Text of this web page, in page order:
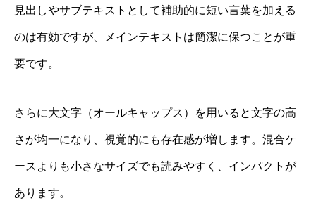
見出しやサブテキストとして補助的に短い言葉を加える
のは有効ですが、メインテキストは簡潔に保つことが重
要です。
さらに大文字（オールキャップス）を用いると文字の高
さが均一になり、視覚的にも存在感が増します。混合ケ
ースよりも小さなサイズでも読みやすく、インパクトが
あります。